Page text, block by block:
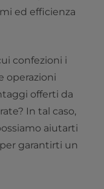
ed efficienza
confezioni i
operazioni
offerti da
In tal caso,
aiutarti
garantirti un